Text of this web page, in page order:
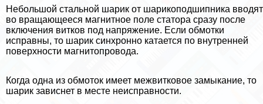
Небольшой стальной шарик от шарикоподшипника вводят
во вращающееся магнитное поле статора сразу после
включения витков под напряжение. Если обмотки
исправны, то шарик синхронно катается по внутренней
поверхности магнитопровода.
Когда одна из обмоток имеет межвитковое замыкание, то
шарик зависнет в месте неисправности.